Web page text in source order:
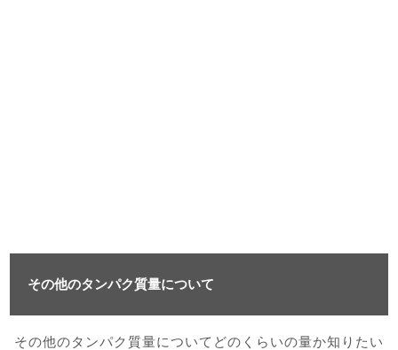
その他のタンパク質量について
その他のタンパク質量についてどのくらいの量か知りたい